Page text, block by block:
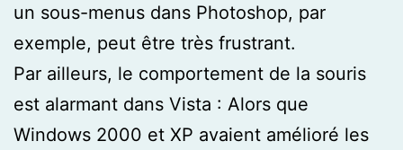
un sous-menus dans Photoshop, par
exemple, peut être très frustrant.
Par ailleurs, le comportement de la souris
est alarmant dans Vista : Alors que
Windows 2000 et XP avaient amélioré les